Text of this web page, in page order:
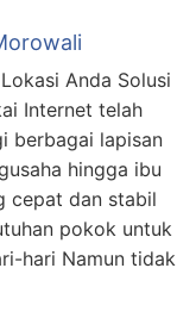
Anda Solusi
Internet telah
berbagai lapisan
hingga ibu
cepat dan stabil
pokok untuk
hari Namun tidak